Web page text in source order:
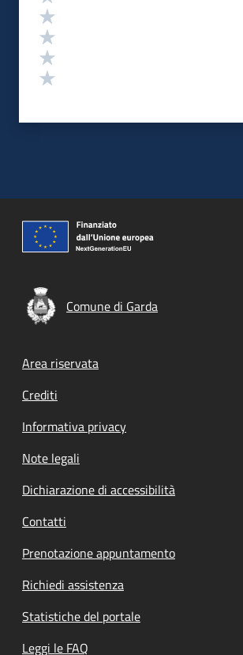
Comune di Garda
Footer menu
Area riservata
Crediti
Informativa privacy
Note legali
Dichiarazione di accessibilità
Contatti
Prenotazione appuntamento
Richiedi assistenza
Statistiche del portale
Leggi le FAQ